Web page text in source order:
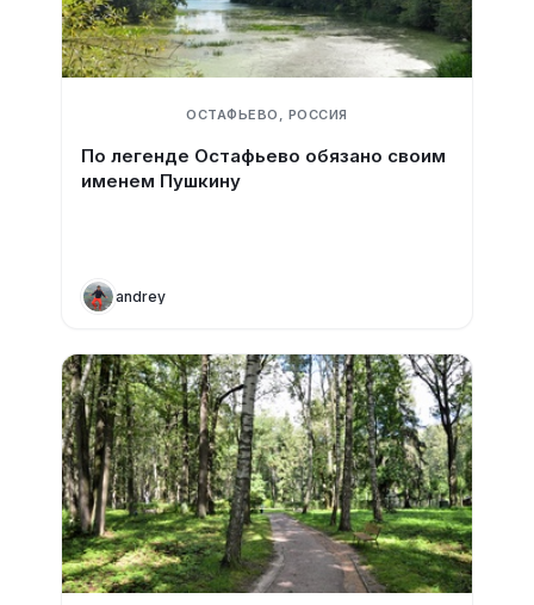
ОСТАФЬЕВО, РОССИЯ
По легенде Остафьево обязано своим
именем Пушкину
andrey